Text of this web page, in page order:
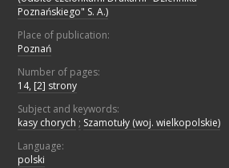
Poznańskiego" S. A.)
Place of publication:
Poznań
Number of pages:
14, [2] strony
Subject and keywords:
kasy chorych ; Szamotuły (woj. wielkopolskie)
Language:
polski